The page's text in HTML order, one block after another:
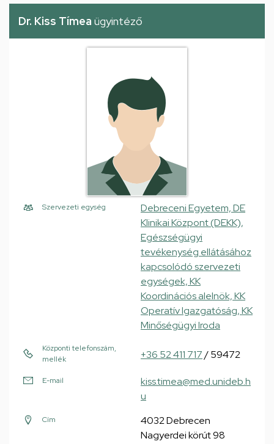
Dr. Kiss Tímea ügyintéző
Szervezeti egység
Debreceni Egyetem, DE
Klinikai Központ (DEKK),
Egészségügyi
tevékenység ellátásához
kapcsolódó szervezeti
egységek, KK
Koordinációs alelnök, KK
Operatív Igazgatóság, KK
Minőségügyi Iroda
Központi telefonszám,
mellék
+36 52 411 717/ 59472
E-mail
kiss.timea@med.unideb.h
u
Cím
4032 Debrecen
Nagyerdei körút 98